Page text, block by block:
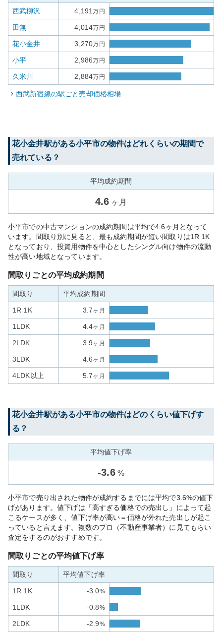
西武柳沢 4,191万円
田無 4,014万円
花小金井 3,270万円
小平 2,986万円
久米川 2,884万円
西武新宿線の駅ごと売却価格相場
花小金井駅がある小平市の物件はどれくらいの期間で
売れている？
平均成約期間
4.6 ヶ月
小平市での中古マンションの成約期間は平均で4.6ヶ月となって
います。間取り別に見ると、最も成約期間が短い間取りは1R 1K
となっており、投資用物件を中心としたシングル向け物件の流動
性が高い地域となっています。
間取りごとの平均成約期間
間取り 平均成約期間
1R 1K 3.7ヶ月
1LDK 4.4ヶ月
2LDK 3.9ヶ月
3LDK 4.6ヶ月
4LDK以上 5.7ヶ月
花小金井駅がある小平市の物件はどのくらい値下げす
る？
平均値下げ率
-3.6 %
小平市で売り出された物件が成約するまでには平均で3.6%の値下
げがあります。値下げは「高すぎる価格での売出し」によって起
こるケースが多く、値下げ率が高い＝価格が外れた売出しが起こ
っていると言えます。複数のプロ（不動産事業者）に見てもらい
査定をするのがおすすめです。
間取りごとの平均値下げ率
間取り 平均値下げ率
1R 1K -3.0%
1LDK -0.8%
2LDK -2.9%